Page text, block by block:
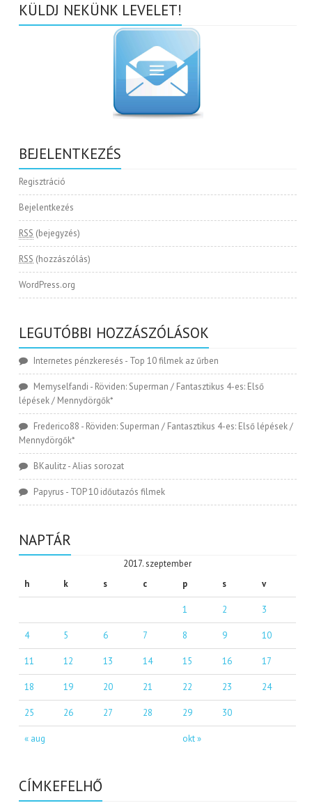
KÜLDJ NEKÜNK LEVELET!
BEJELENTKEZÉS
Regisztráció
Bejelentkezés
RSS (bejegyzés)
RSS (hozzászólás)
WordPress.org
LEGUTÓBBI HOZZÁSZÓLÁSOK
Internetes pénzkeresés - Top 10 filmek az űrben
Memyselfandi - Röviden: Superman / Fantasztikus 4-es: Első
lépések / Mennydörgők*
Frederico88 - Röviden: Superman / Fantasztikus 4-es: Első lépések /
Mennydörgők*
BKaulitz-Alias sorozat
Papyrus - TOP 10 időutazós filmek
NAPTÁR
2017. szeptember
h
k s c p s v
« aug okt »
1 2 3
4 5 6 7 8 9 10
11 12 13 14 15 16 17
18 19 20 21 22 23 24
25 26 27 28 29 30
CÍMKEFELHŐ